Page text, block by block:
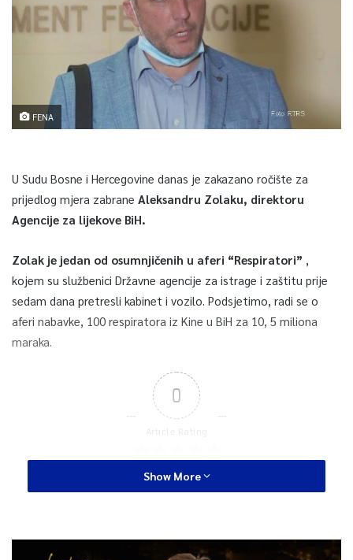
FENA
U Sudu Bosne i Hercegovine danas je zakazano ročište za
prijedlog mjera zabrane Aleksandru Zolaku, direktoru
Agencije za lijekove BiH.
Zolak je jedan od osumnjičenih u aferi “Respiratori”
kojem su službenici Državne agencije za istrage i zaštitu prije
sedam dana pretresli kabinet i vozilo. Podsjetimo, radi se o
aferi nabavke, 100 respiratora iz Kine u BiH za 10, 5 miliona
maraka.
0
Article Rating
Show More